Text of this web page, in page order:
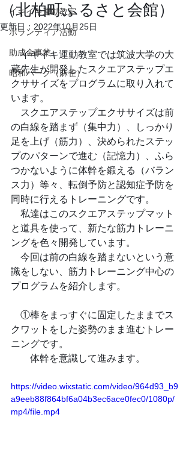
イキイキ運動教室
ボランティア活動
助成金事業
昭和パーク（麻雀）
（北柏町ふるさと会館）
更新日： 2022年10月25日
イキイキ運動教室では筑波大学の大
蔵先生が開発したスクエアステップエ
クササイズをプログラムに取り入れて
います。
スクエアステップエクササイズは前
の白線を踏まず（集中力）、しっかり
足を上げ（筋力）、決められたステッ
プのパターンで進む（記憶力）、ふら
つかないように体幹を鍛える（バラン
ス力）等々、転倒予防と認知症予防を
同時に行えるトレーニングです。
私達はこのスクエアステップマット
と道具を使って、新たな筋力トレーニ
ングを色々開発しています。
今回は前の白線を踏まないという意
識をしない、筋力トレーニング中心の
プログラムを紹介します。
①棒をまっすぐに固定したままでス
クワットをした姿勢のまま進むトレー
ニングです。
体幹を意識して進みます。
https://video.wixstatic.com/video/964d93_b9
a9eeb88f864bf6a04b3ec6ace0fec0/1080p/
mp4/file.mp4